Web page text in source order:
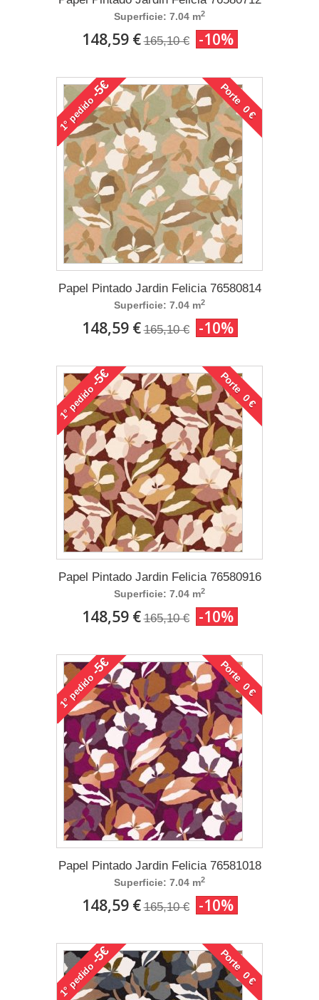
Superficie: 7.04 m2
148,59 € 165,10 € -10%
1°
pedido
-5€ Porte 0 €
Papel Pintado Jardin Felicia 76580814
Superficie: 7.04 m2
148,59 € 165,10 € -10%
1°
pedido
-5€ Porte 0 €
Papel Pintado Jardin Felicia 76580916
Superficie: 7.04 m2
148,59 € 165,10 € -10%
1°
pedido
-5€ Porte 0 €
Papel Pintado Jardin Felicia 76581018
Superficie: 7.04 m2
148,59 € 165,10 € -10%
1°
pedido
-5€ Porte 0 €